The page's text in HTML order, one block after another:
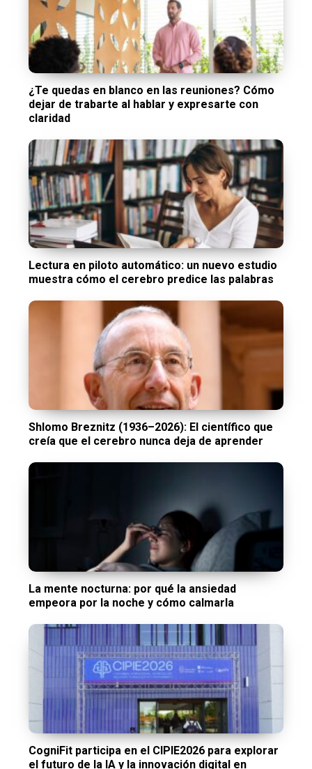
¿Te quedas en blanco en las reuniones? Cómo
dejar de trabarte al hablar y expresarte con
claridad
Lectura en piloto automático: un nuevo estudio
muestra cómo el cerebro predice las palabras
Shlomo Breznitz (1936–2026): El científico que
creía que el cerebro nunca deja de aprender
La mente nocturna: por qué la ansiedad
empeora por la noche y cómo calmarla
CogniFit participa en el CIPIE2026 para explorar
el futuro de la IA y la innovación digital en